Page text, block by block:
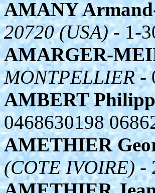
AMANY
20720 (USA)- 1-
AMARGER-
MONTPELLIER-
AMBERT
0468630198
AMETHIER
(COTE IVOIRE)-